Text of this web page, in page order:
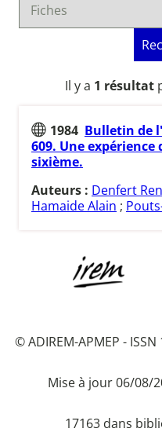
Il y a 1 résultat
1984 Bulletin de
609. Une expérience
sixième.
Auteurs : Denfert
Hamaide Alain ;
© ADIREM-APMEP -
Mise à jour 06/08/
17163 dans